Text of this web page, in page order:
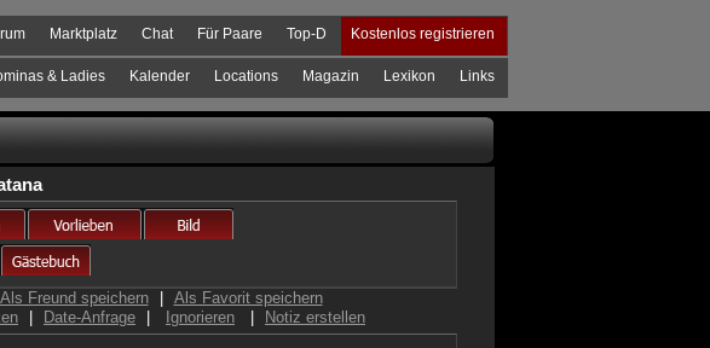
Kostenlos registrieren
Top-D
Für Paare
Chat
Marktplatz
Links
Lexikon
Magazin
Locations
Kalender
& Ladies
Als Freund speichern
Als Favorit speichern
Date-Anfrage Ignorieren Notiz erstellen